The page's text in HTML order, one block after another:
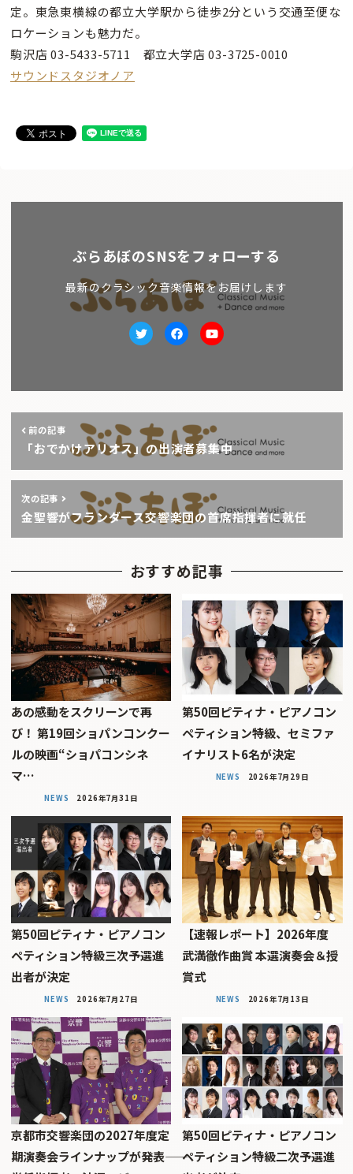
定。東急東横線の都立大学駅から徒歩2分という交通至便な
ロケーションも魅力だ。
駒沢店 03-5433-5711 都立大学店 03-3725-0010
サウンドスタジオノア
ぶらあぼのSNSをフォローする
最新のクラシック音楽情報をお届けします
TwitterfacebookYoutube
前の記事
「おでかけアリオス」の出演者募集中
次の記事
金聖響がフランダース交響楽団の首席指揮者に就任
おすすめ記事
あの感動をスクリーンで再
び！ 第19回ショパンコンクー
ルの映画“ショパコンシネ
マ…
NEWS 2026年7月31日
第50回ピティナ・ピアノコン
ペティション特級、セミファ
イナリスト6名が決定
NEWS 2026年7月29日
第50回ピティナ・ピアノコン
ペティション特級三次予選進
出者が決定
NEWS 2026年7月27日
【速報レポート】2026年度
武満徹作曲賞 本選演奏会＆授
賞式
NEWS 2026年7月13日
京都市交響楽団の2027年度定
期演奏会ラインナップが発表――
第50回ピティナ・ピアノコン
ペティション特級二次予選進